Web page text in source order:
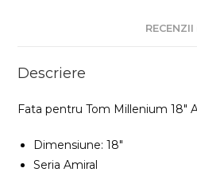
RECENZII
Descriere
Fata pentru Tom Millenium 18″
Dimensiune: 18″
Seria Amiral